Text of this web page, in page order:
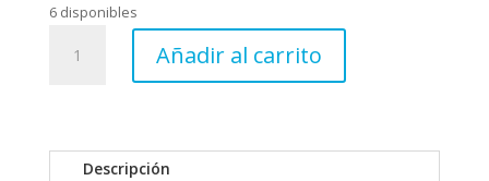
6 disponibles
Blanca/Gris/CristalAñadir al carrito
Descripción